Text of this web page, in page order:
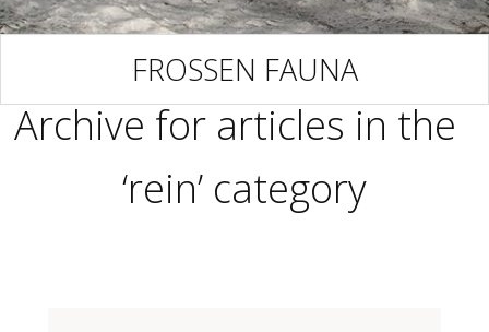
FROSSEN FAUNA
Archive for articles in the
‘rein’ category